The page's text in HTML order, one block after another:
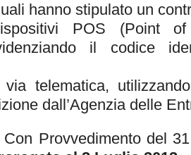
hanno stipulato un
POS (Point
il codice
via telematica,
dall’Agenzia delle
Con Provvedimento del